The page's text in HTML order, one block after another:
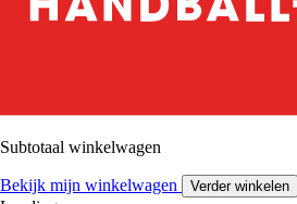
Subtotaal winkelwagen
Bekijk mijn winkelwagen Verder winkelen